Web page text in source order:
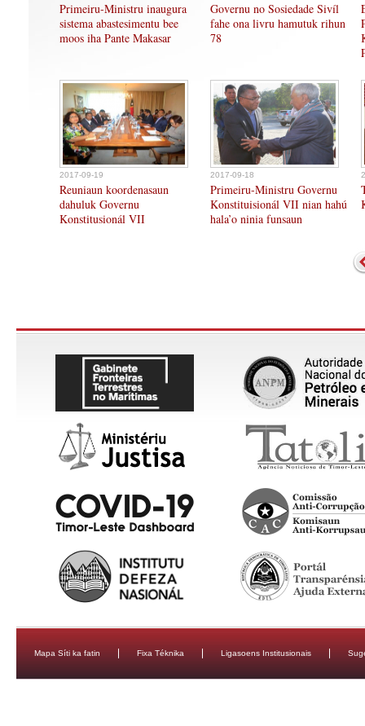
Primeiru-Ministru inaugura
sistema abastesimentu bee
moos iha Pante Makasar
Governu no Sosiedade Sivíl
fahe ona livru hamutuk rihun
78
2017-09-19
Reuniaun koordenasaun
dahuluk Governu
Konstitusionál VII
2017-09-18
Primeiru-Ministru Governu
Konstituisionál VII nian hahú
hala’o ninia funsaun
Mapa Síti ka fatin Fixa Téknika Ligasoens Institusionais